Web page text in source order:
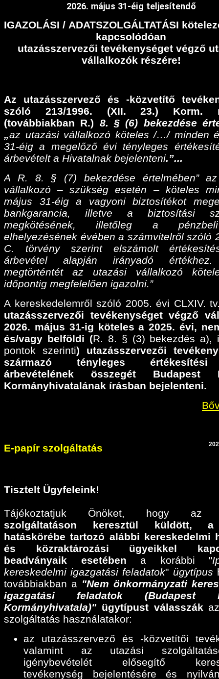
2026. május 31-éig teljesítendő
IGAZOLÁSI / ADATSZOLGÁLTATÁSI
kapcsolódóan
utazásszervezői tevékenységet végző
vállalkozók részére!
Az utazásszervező és -közvetítő
szóló 213/1996. (XII. 23.) Korm.
(továbbiakban R.) 8. § (6) bekezdése
„az utazási vállalkozó köteles /…/ minden
31-éig a megelőző évi tényleges
árbevételt a Hivatalnak bejelenteni.”...
A R. 8. § (7) bekezdése értelmében”
vállalkozó – szükség esetén – köteles
május 31-éig a vagyoni biztosítékot
bankgarancia, illetve a biztosítási
megkötésének, illetőleg a
elhelyezésének évében a számvitelről szóló
C. törvény szerint elszámolt
árbevétel alapján irányadó
megtörténtét az utazási vállalkozó
időpontig megfelelően igazolni.”
A kereskedelemről szóló 2005. évi CLXIV.
utazásszervezői tevékenységet végző
2026. május 31-ig köteles a 2025. évi,
és/vagy belföldi (R. 8. § (3) bekezdés a),
pontok szerinti) utazásszervezői
származó tényleges
árbevételének összegét Budapest
Kormányhivatalának írásban bejelenteni.
E-papír szolgáltatás
Tisztelt Ügyfeleink!
Tájékoztatjuk Önöket, hogy
szolgáltatáson keresztül küldött,a
hatáskörébe tartozó alábbi kereskedelmi
és közraktározási ügyeikkel
beadványaik esetében a korábbi "
kereskedelmi igazgatási feladatok" ügytípus
továbbiakban a "Nem önkormányzati
igazgatási feladatok (Budapest
Kormányhivatala)" ügytípust válasszák
szolgáltatás használatakor:
az utazásszervező és -közvetítői
valamint az utazási
igénybevételét elősegítő
tevékenység bejelentésére és